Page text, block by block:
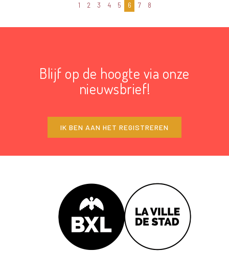
1 2 3 4 5 6 7 8
Blijf op de hoogte via onze
nieuwsbrief!
IK BEN AAN HET REGISTREREN